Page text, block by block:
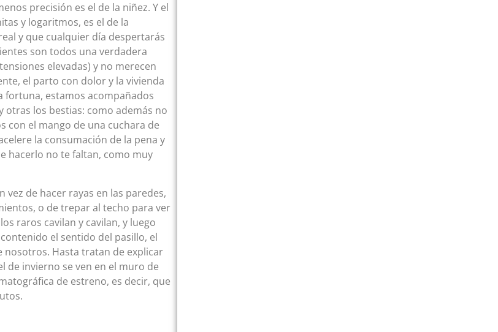
precisión es el de la niñez. Y el
y logaritmos, es el de la
y que cualquier día despertarás
son todos una verdadera
elevadas) y no merecen
el parto con dolor y la vivienda
fortuna, estamos acompañados
otras los bestias: como además no
con el mango de una cuchara de
la consumación de la pena y
hacerlo no te faltan, como muy
de hacer rayas en las paredes,
o de trepar al techo para ver
raros cavilan y cavilan, y luego
el sentido del pasillo, el
nosotros. Hasta tratan de explicar
de invierno se ven en el muro de
de estreno, es decir, que